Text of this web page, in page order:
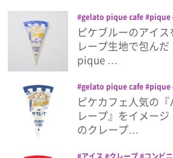
ファッション
ビューティー
カフェ・グルメ
エンタメ
ライフスタイル
gelato pique cafe pique
ス コンビニ ザ・クレープ
セブン-イレブン ピケカフェ
ピケブルーのアイ
レープ生地で包ん
pique …
gelato pique cafe pique
ス コンビニ ザ・クレープ
プ pique cafe
ジェラート ピ
ツ
セブン セブン-イレブン
ピケカフェ人気の
レープ』をイメー
のクレープ…